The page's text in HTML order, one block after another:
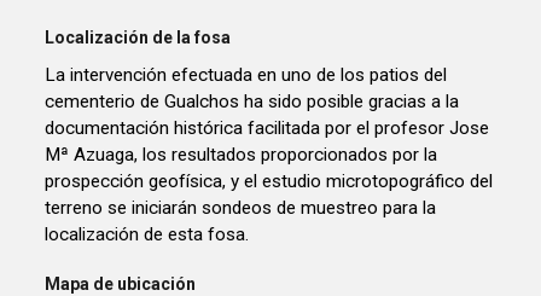
Localización de la fosa
La intervención efectuada en uno de los patios del
cementerio de Gualchos ha sido posible gracias a la
documentación histórica facilitada por el profesor Jose
Mª Azuaga, los resultados proporcionados por la
prospección geofísica, y el estudio microtopográfico del
terreno se iniciarán sondeos de muestreo para la
localización de esta fosa.
Mapa de ubicación